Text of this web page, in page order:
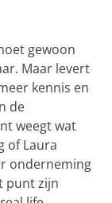
gewoon
Maar levert
kennis en
de
weegt wat
of Laura
onderneming
punt zijn